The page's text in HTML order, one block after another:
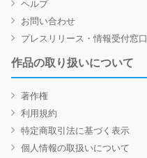
ヘルプ
お問い合わせ
プレスリリース・情報受付窓口
作品の取り扱いについて
著作権
利用規約
特定商取引法に基づく表示
個人情報の取扱いについて